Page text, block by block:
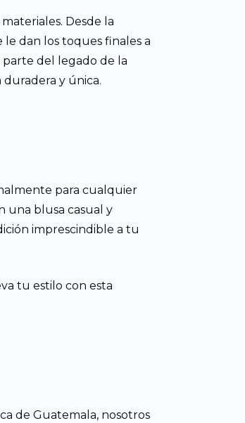
Desde la
dan los toques finales a
parte del legado de la
y única.
para cualquier
una blusa casual y
imprescindible a tu
tu estilo con esta
de Guatemala, nosotros